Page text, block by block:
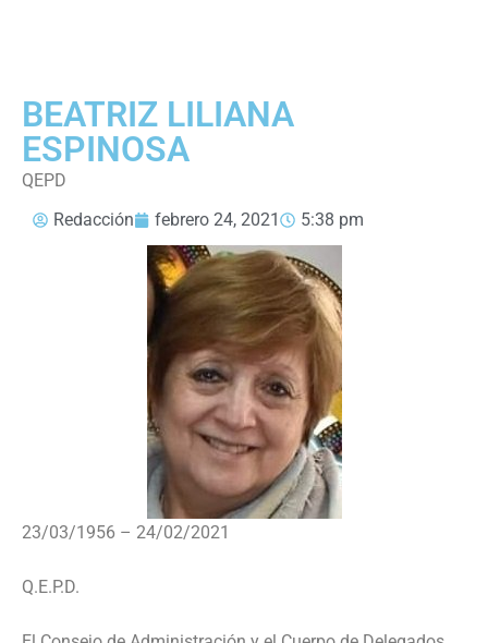
BEATRIZ LILIANA
ESPINOSA
QEPD
Redacción
febrero 24, 2021 5:38 pm
23/03/1956 – 24/02/2021
Q.E.P.D.